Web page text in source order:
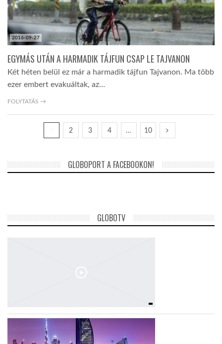
2016-09-27
EGYMÁS UTÁN A HARMADIK TÁJFUN CSAP LE TAJVANON
Két héten belül ez már a harmadik tájfun Tajvanon. Ma több
ezer embert evakuáltak, az…
FOLYTATÁS →
2 3 4 … 10
GLOBOPORT A FACEBOOKON!
GLOBOTV